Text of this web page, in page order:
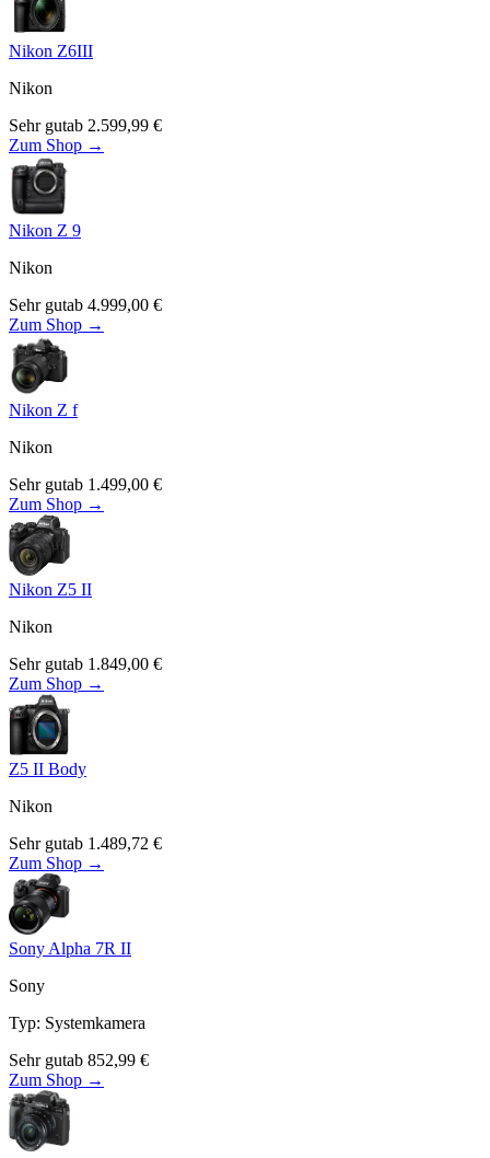
Nikon Z6III
Nikon
Sehr gutab 2.599,99 €
Zum Shop →
Nikon Z 9
Nikon
Sehr gutab 4.999,00 €
Zum Shop →
Nikon Z f
Nikon
Sehr gutab 1.499,00 €
Zum Shop →
Nikon Z5 II
Nikon
Sehr gutab 1.849,00 €
Zum Shop →
Z5 II Body
Nikon
Sehr gutab 1.489,72 €
Zum Shop →
Sony Alpha 7R II
Sony
Typ: Systemkamera
Sehr gutab 852,99 €
Zum Shop →